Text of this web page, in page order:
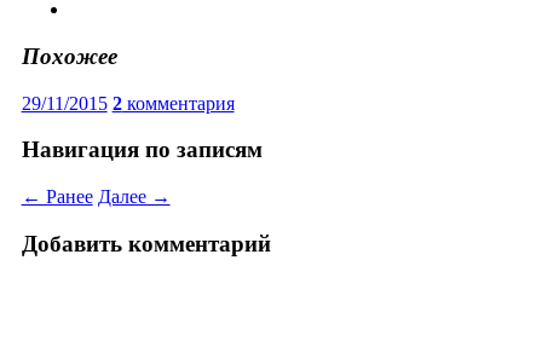
Похожее
29/11/2015 2комментария
Навигация по записям
← Ранее Далее →
Добавить комментарий